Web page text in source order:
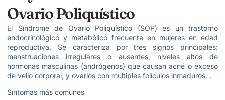
Ovario Poliquístico
El Síndrome de Ovario Poliquístico (SOP) es un trastorno
endocrinológico y metabólico frecuente en mujeres en edad
reproductiva. Se caracteriza por tres signos principales:
menstruaciones irregulares o ausentes, niveles altos de
hormonas masculinas (andrógenos) que causan acné o exceso
de vello corporal, y ovarios con múltiples folículos inmaduros. .
Síntomas más comunes